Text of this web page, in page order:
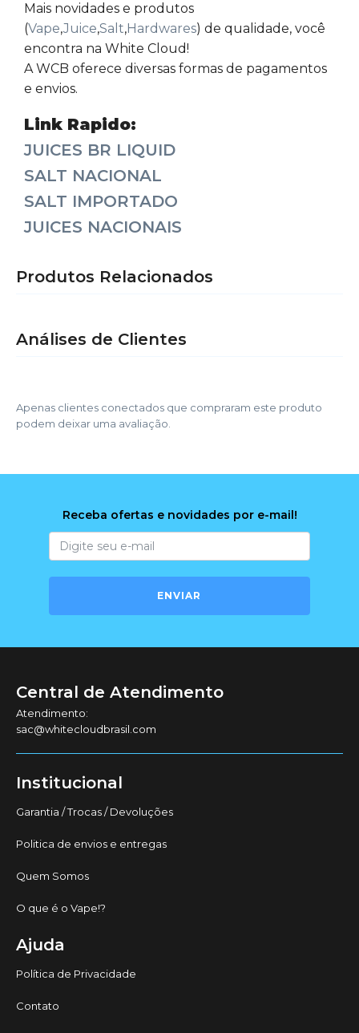
Mais novidades e produtos
(Vape,Juice,Salt,Hardwares) de qualidade, você
encontra na White Cloud!
A WCB oferece diversas formas de pagamentos
e envios.
Link Rapido:
JUICES BR LIQUID
SALT NACIONAL
SALT IMPORTADO
JUICES NACIONAIS
Produtos Relacionados
Análises de Clientes
Apenas clientes conectados que compraram este produto
podem deixar uma avaliação.
Receba ofertas e novidades por e-mail!
ENVIAR
Central de Atendimento
Atendimento:
sac@whitecloudbrasil.com
Institucional
Garantia / Trocas / Devoluções
Politica de envios e entregas
Quem Somos
O que é o Vape!?
Ajuda
Política de Privacidade
Contato